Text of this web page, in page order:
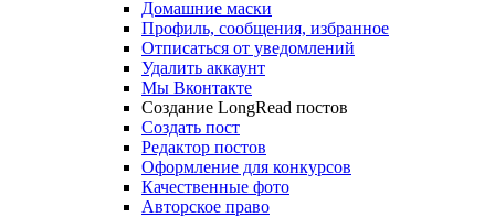
Домашние маски
Профиль, сообщения, избранное
Отписаться от уведомлений
Удалить аккаунт
Мы Вконтакте
Создание LongRead постов
Создать пост
Редактор постов
Оформление для конкурсов
Качественные фото
Авторское право